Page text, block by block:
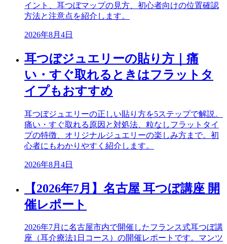
イント、耳つぼマップの見方、初心者向けの位置確認
方法と注意点を紹介します。
2026年8月4日
耳つぼジュエリーの貼り方｜痛
い・すぐ取れるときはフラットタ
イプもおすすめ
耳つぼジュエリーの正しい貼り方を5ステップで解説。
痛い・すぐ取れる原因と対処法、粒なしフラットタイ
プの特徴、オリジナルジュエリーの楽しみ方まで。初
心者にもわかりやすく紹介します。
2026年8月4日
【2026年7月】名古屋 耳つぼ講座 開
催レポート
2026年7月に名古屋市内で開催したフランス式耳つぼ講
座（耳介療法1日コース）の開催レポートです。マンツ